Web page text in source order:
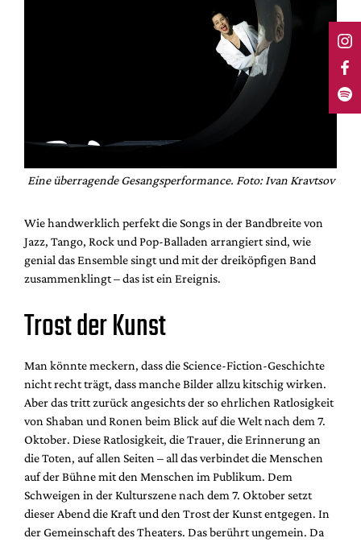
Eine überragende Gesangsperformance. Foto: Ivan Kravtsov
Wie handwerklich perfekt die Songs in der Bandbreite von
Jazz, Tango, Rock und Pop-Balladen arrangiert sind, wie
genial das Ensemble singt und mit der dreiköpfigen Band
zusammenklingt – das ist ein Ereignis.
Trost der Kunst
Man könnte meckern, dass die Science-Fiction-Geschichte
nicht recht trägt, dass manche Bilder allzu kitschig wirken.
Aber das tritt zurück angesichts der so ehrlichen Ratlosigkeit
von Shaban und Ronen beim Blick auf die Welt nach dem 7.
Oktober. Diese Ratlosigkeit, die Trauer, die Erinnerung an
die Toten, auf allen Seiten – all das verbindet die Menschen
auf der Bühne mit den Menschen im Publikum. Dem
Schweigen in der Kulturszene nach dem 7. Oktober setzt
dieser Abend die Kraft und den Trost der Kunst entgegen. In
der Gemeinschaft des Theaters. Das berührt ungemein. Da